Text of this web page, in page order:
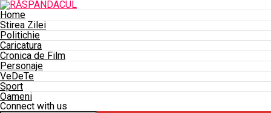
Home
Stirea Zilei
Politichie
Caricatura
Cronica de Film
Personaje
VeDeTe
Sport
Oameni
Connect with us